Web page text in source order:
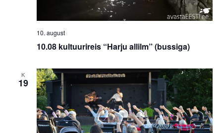
10.08 kultuurireis “Harju allilm” (bussiga)
10. august
K
19